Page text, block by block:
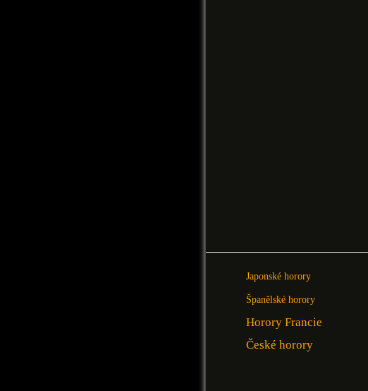
Japonské horory
Španělské horory
Horory Francie
České horory